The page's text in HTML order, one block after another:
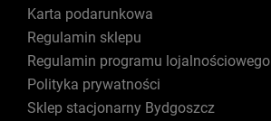
Karta podarunkowa
Regulamin sklepu
Regulamin programu lojalnościowego
Polityka prywatności
Sklep stacjonarny Bydgoszcz